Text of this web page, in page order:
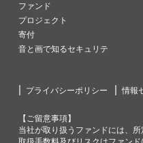
ファンド
プロジェクト
寄付
音と画で知るセキュリテ
プライバシーポリシー 情報
【ご留意事項】
当社が取り扱うファンドには、